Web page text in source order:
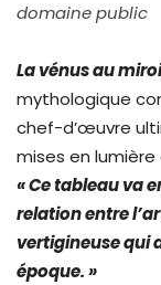
domaine public
La vénus au
mythologique
chef-d’œuvre
mises en
« Ce tableau va
relation entre
vertigineuse qui
époque. »